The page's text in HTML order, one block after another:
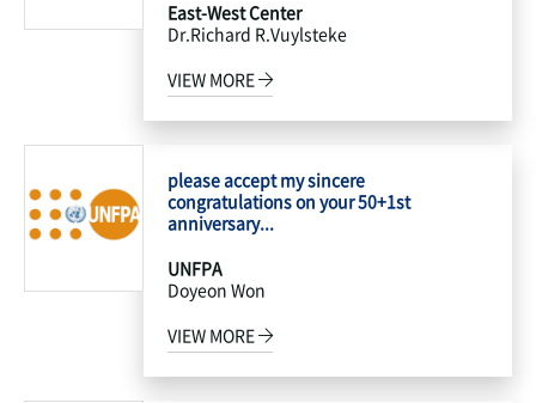
East-West Center
Dr.Richard R.Vuylsteke
VIEW MORE
please accept my sincere
congratulations on your 50+1st
anniversary...
UNFPA
Doyeon Won
VIEW MORE